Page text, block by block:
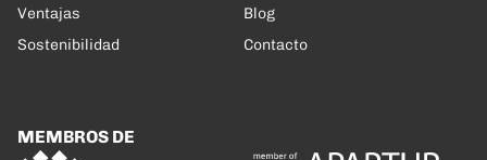
Ventajas
Sostenibilidad
Blog
Contacto
MEMBROS DE